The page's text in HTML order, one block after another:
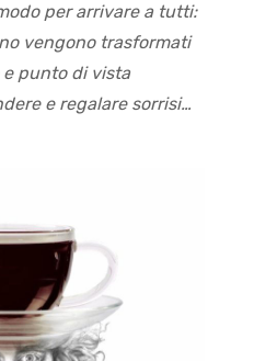
per arrivare a tutti:
vengono trasformati
punto di vista
e regalare sorrisi…